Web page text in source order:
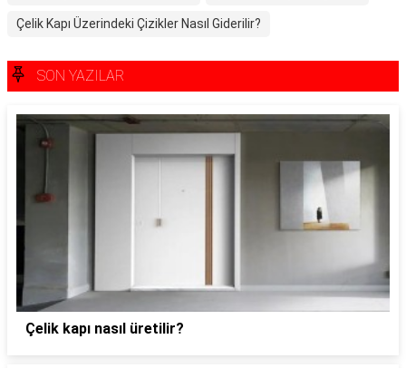
Çelik Kapı Üzerindeki Çizikler Nasıl Giderilir?
SON YAZILAR
Çelik kapı nasıl üretilir?